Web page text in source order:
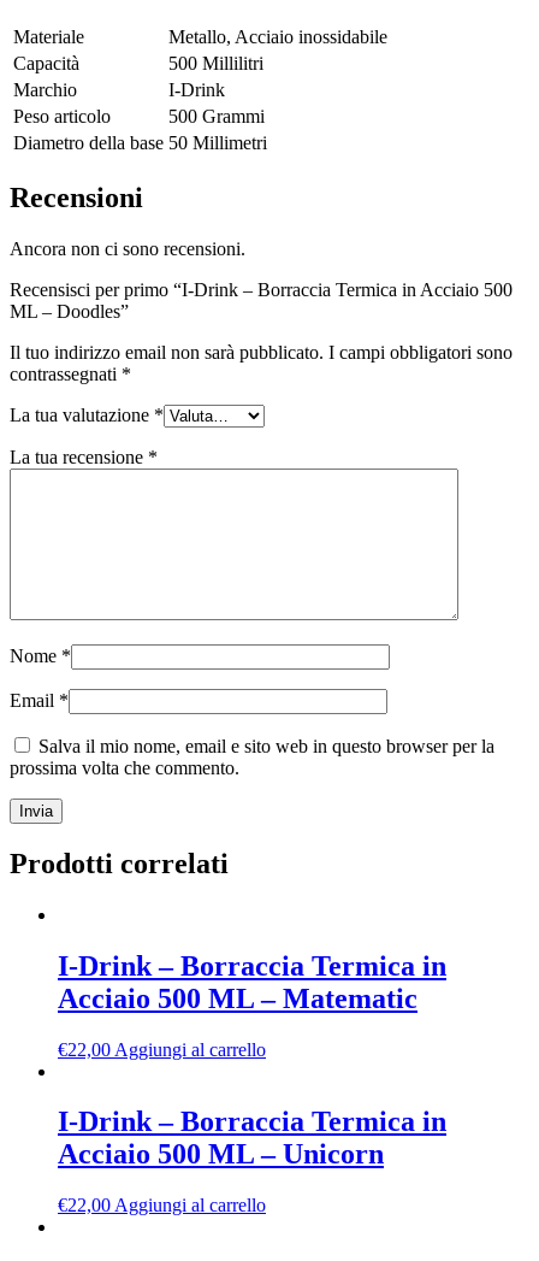
Materiale
Metallo, Acciaio inossidabile
Capacità
500 Millilitri
Marchio
I-Drink
Peso articolo
500 Grammi
Diametro della base 50 Millimetri
Recensioni
Ancora non ci sono recensioni.
Recensisci per primo “I-Drink – Borraccia Termica in Acciaio 500
ML – Doodles”
Il tuo indirizzo email non sarà pubblicato. I campi obbligatori sono
contrassegnati *
La tua valutazione *
La tua recensione *
Nome *
Email *
Salva il mio nome, email e sito web in questo browser per la
prossima volta che commento.
Prodotti correlati
I-Drink – Borraccia Termica in
Acciaio 500 ML – Matematic
€22,00 Aggiungi al carrello
I-Drink – Borraccia Termica in
Acciaio 500 ML – Unicorn
€22,00 Aggiungi al carrello